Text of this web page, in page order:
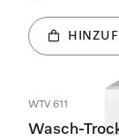
WTV 611
Wasch-